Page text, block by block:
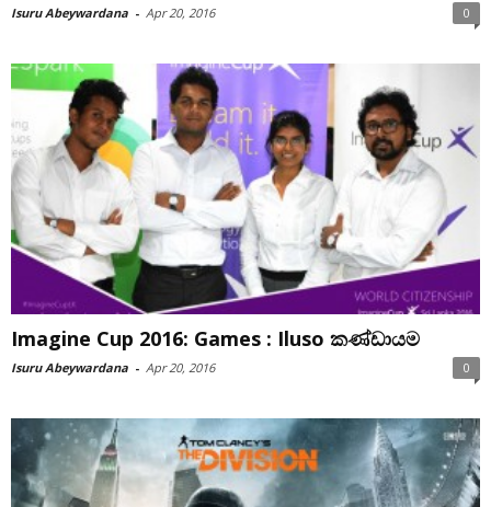
Isuru Abeywardana - Apr 20, 2016 0
Imagine Cup 2016: Games : Iluso කණ්ඩායම
Isuru Abeywardana - Apr 20, 2016 0